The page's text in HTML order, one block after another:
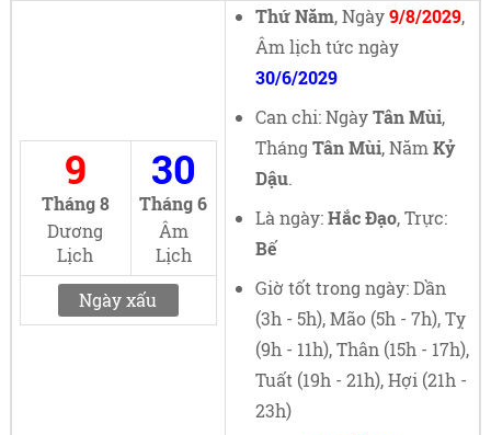
9
Tháng 8
Dương
Lịch
30
Tháng 6
Âm
Lịch
Ngày xấu
Thứ Năm, Ngày9/8/2029,
Âm lịch tức ngày
30/6/2029
Can chi: NgàyTân Mùi,
Tháng Tân Mùi, Năm Kỷ
Dậu.
Là ngày:Hắc Đạo, Trực:
Bế
Giờ tốt trong ngày: Dần
(3h - 5h), Mão (5h - 7h), Tỵ
(9h - 11h), Thân (15h - 17h),
Tuất (19h - 21h), Hợi (21h -
23h)